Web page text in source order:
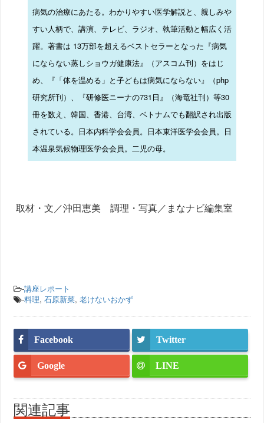
病気の治療にあたる。​わかりやすい医学解説と、親しみや
すい人柄で、講演、テレビ、ラジオ、執筆活動と幅広く活
躍。著書は 13万部を超えるベストセラーとなった『病気
にならない蒸しショウガ健康法』（アスコム刊）をはじ
め、『「体を温める」と子どもは病気にならない』（php
研究所刊）、『研修医ニーナの731日』（海竜社刊）等30
冊を数え、韓国、香港、台湾、ベトナムでも翻訳され出版
されている。日本内科学会会員。日本東洋医学会会員。日
本温泉気候物理医学会会員。二児の母。
取材・文／沖田恵美 調理・写真／まなナビ編集室
-講座レポート
-料理,石原新菜,老けないおかず
Facebook Twitter
Google LINE
関連記事